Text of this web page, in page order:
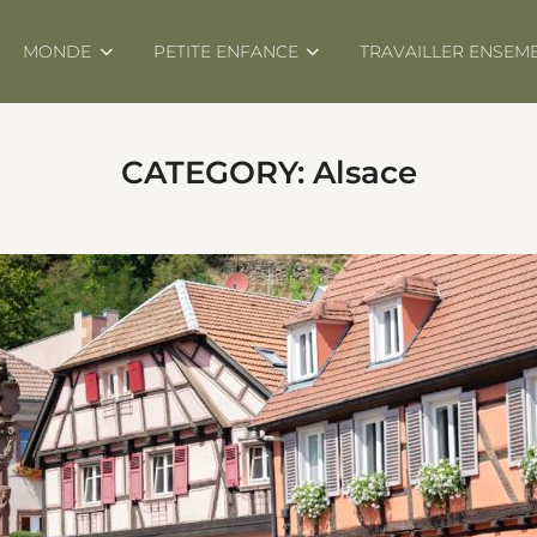
MONDE PETITE ENFANCE TRAVAILLER
CATEGORY: Alsace